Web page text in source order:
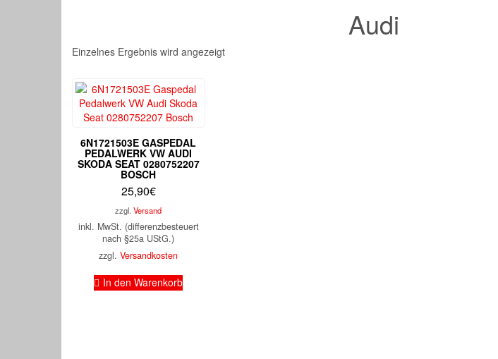
Audi
Einzelnes Ergebnis wird angezeigt
6N1721503E GASPEDAL
PEDALWERK VW AUDI
SKODA SEAT 0280752207
BOSCH
25,90€
zzgl.Versand
inkl. MwSt. (differenzbesteuert
nach §25a UStG.)
zzgl.Versandkosten
In den Warenkorb